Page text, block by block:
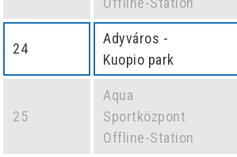
24
Adyváros -
Kuopio park
25
Aqua
Sportközpont
Offline-Station